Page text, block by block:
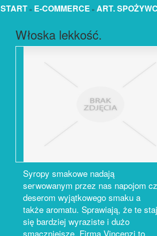
START » E-COMMERCE » ART.
Włoska lekkość.
Syropy smakowe nadają
serwowanym przez nas napojom
deserom wyjątkowego smaku a
także aromatu. Sprawiają, że te
się bardziej wyraziste i dużo
smaczniejsze. Firma Vincenzi to